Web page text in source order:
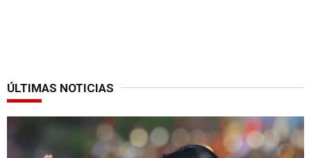
ÚLTIMAS NOTICIAS